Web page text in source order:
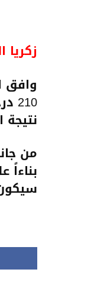
زكريا
وافق
نتيجة
من